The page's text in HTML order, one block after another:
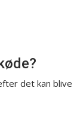
det kan blive